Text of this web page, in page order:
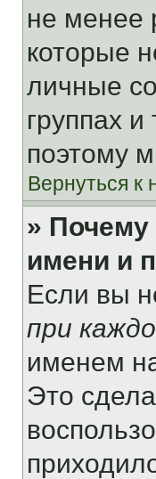
не менее
которые
личные
группах
поэтому
Вернуться к
» Почему
имени и
Если вы
при
именем
Это